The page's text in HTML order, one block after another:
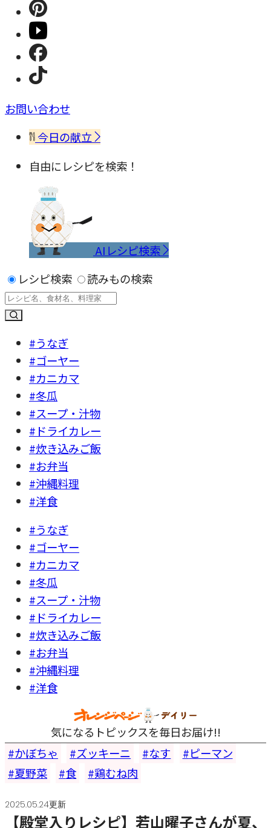
お問い合わせ
今日の献立
自由にレシピを検索！
AIレシピ検索
レシピ検索
読みもの検索
#うなぎ
#ゴーヤー
#カニカマ
#冬瓜
#スープ・汁物
#ドライカレー
#炊き込みご飯
#お弁当
#沖縄料理
#洋食
#うなぎ
#ゴーヤー
#カニカマ
#冬瓜
#スープ・汁物
#ドライカレー
#炊き込みご飯
#お弁当
#沖縄料理
#洋食
気になるトピックスを毎日お届け!!
かぼちゃ
ズッキーニ なす
ピーマン
夏野菜
食 鶏むね肉
2025.05.24更新
【殿堂入りレシピ】若山曜子さんが夏、